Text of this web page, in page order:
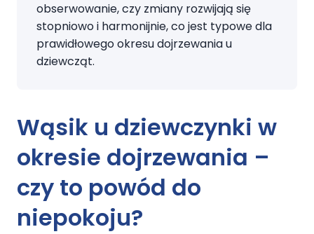
obserwowanie, czy zmiany rozwijają się
stopniowo i harmonijnie, co jest typowe dla
prawidłowego okresu dojrzewania u
dziewcząt.
Wąsik u dziewczynki w
okresie dojrzewania –
czy to powód do
niepokoju?